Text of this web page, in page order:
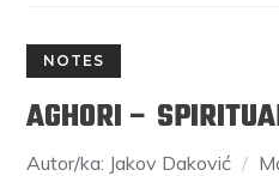
NOTES
AGHORI –
Autor/ka: Jakov Daković